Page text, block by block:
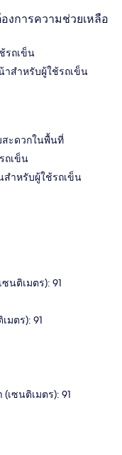
งการความช่วยเหลือ
รถเข็น
าสำหรับผู้ใช้รถเข็น
ะดวกในพื้นที่
ถเข็น
สำหรับผู้ใช้รถเข็น
นติเมตร): 91
มตร): 91
เซนติเมตร): 91